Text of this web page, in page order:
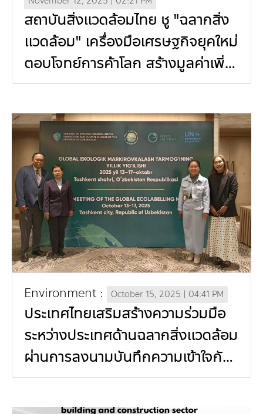
สถาบันสิ่งแวดล้อมไทย ชู "ฉลากสิ่ง
แวดล้อม" เครื่องมือเศรษฐกิจยุคใหม่
ตอบโจทย์การค้าโลก สร้างมูลค่าเพิ่ม
ทางธุรกิจ ขับเคลื่อนการผลิตและ
Environment : October 15, 2025 | 04:41 PM
ประเทศไทยเสริมสร้างความร่วมมือ
ระหว่างประเทศด้านฉลากสิ่งแวดล้อม
ผ่านการลงนามบันทึกความเข้าใจกับ
อุซเบกิสถานและพันธมิตรนานาชาติ